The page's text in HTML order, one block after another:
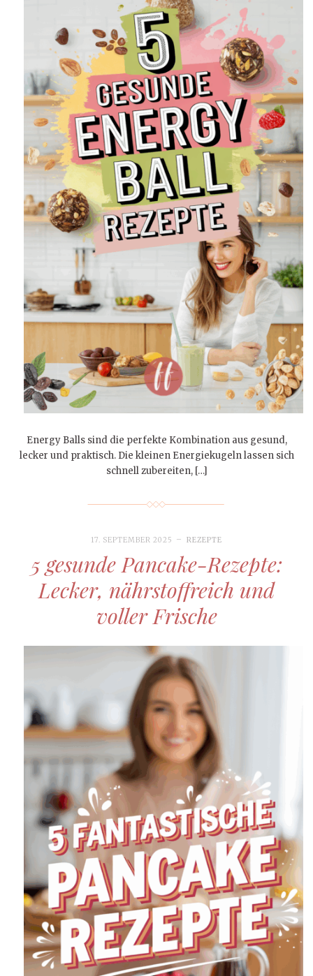
Energy Balls sind die perfekte Kombination aus gesund,
lecker und praktisch. Die kleinen Energiekugeln lassen sich
schnell zubereiten, […]
17. SEPTEMBER 2025 REZEPTE
5 gesunde Pancake-Rezepte:
Lecker, nährstoffreich und
voller Frische